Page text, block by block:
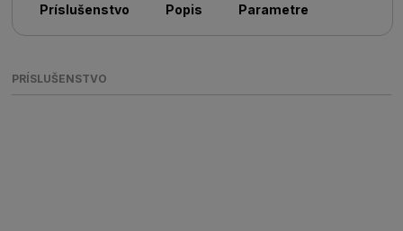
Príslušenstvo Popis Parametre
PRÍSLUŠENSTVO